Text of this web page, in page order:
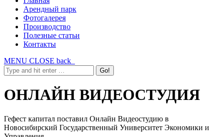
Арендный парк
Фотогалерея
Производство
Полезные статьи
Контакты
MENU CLOSE back
ОНЛАЙН ВИДЕОСТУДИЯ
Гефест капитал поставил Онлайн Видеостудию в
Новосибирский Государственный Университет Экономики и